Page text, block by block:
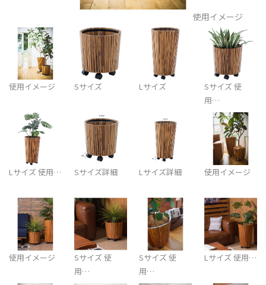
使用イメージ
使用イメージ Sサイズ Lサイズ
Sサイズ 使
用…
Lサイズ 使用… Sサイズ詳細 Lサイズ詳細 使用イメージ
使用イメージ
Sサイズ 使
用…
Sサイズ 使
用…
Lサイズ 使用…